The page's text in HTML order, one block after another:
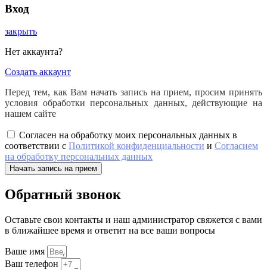
Вход
закрыть
Нет аккаунта?
Создать аккаунт
Перед тем, как Вам начать запись на прием, просим принять
условия обработки персональных данных, действующие на
нашем сайте
Согласен на обработку моих персональных данных в
соответствии с Политикой конфиденциальности и Согласием
на обработку персональных данных
Начать запись на прием
Обратный звонок
Оставьте свои контакты и наш администратор свяжется с вами
в ближайшее время и ответит на все ваши вопросы
Ваше имя
Ваш телефон